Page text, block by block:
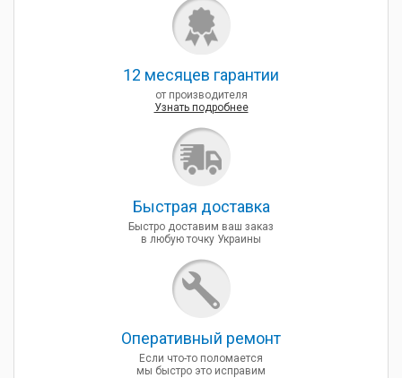
12 месяцев гарантии
от производителя
Узнать подробнее
Быcтрая доставка
Быстро доставим ваш заказ
в любую точку Украины
Оперативный ремонт
Если что-то поломается
мы быстро это исправим